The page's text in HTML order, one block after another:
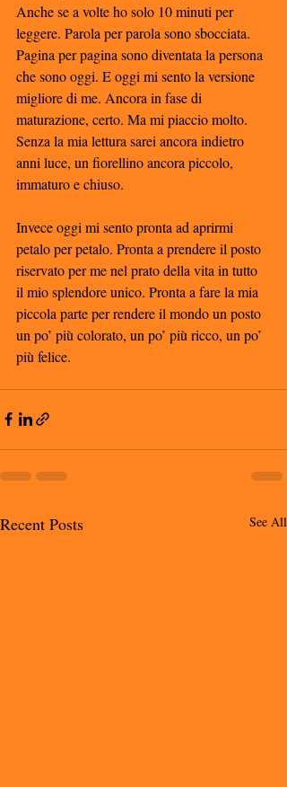
Anche se a volte ho solo 10 minuti per
leggere. Parola per parola sono sbocciata.
Pagina per pagina sono diventata la persona
che sono oggi. E oggi mi sento la versione
migliore di me. Ancora in fase di
maturazione, certo. Ma mi piaccio molto.
Senza la mia lettura sarei ancora indietro
anni luce, un fiorellino ancora piccolo,
immaturo e chiuso.
Invece oggi mi sento pronta ad aprirmi
petalo per petalo. Pronta a prendere il posto
riservato per me nel prato della vita in tutto
il mio splendore unico. Pronta a fare la mia
piccola parte per rendere il mondo un posto
un po’ più colorato, un po’ più ricco, un po’
più felice.
Recent Posts See All